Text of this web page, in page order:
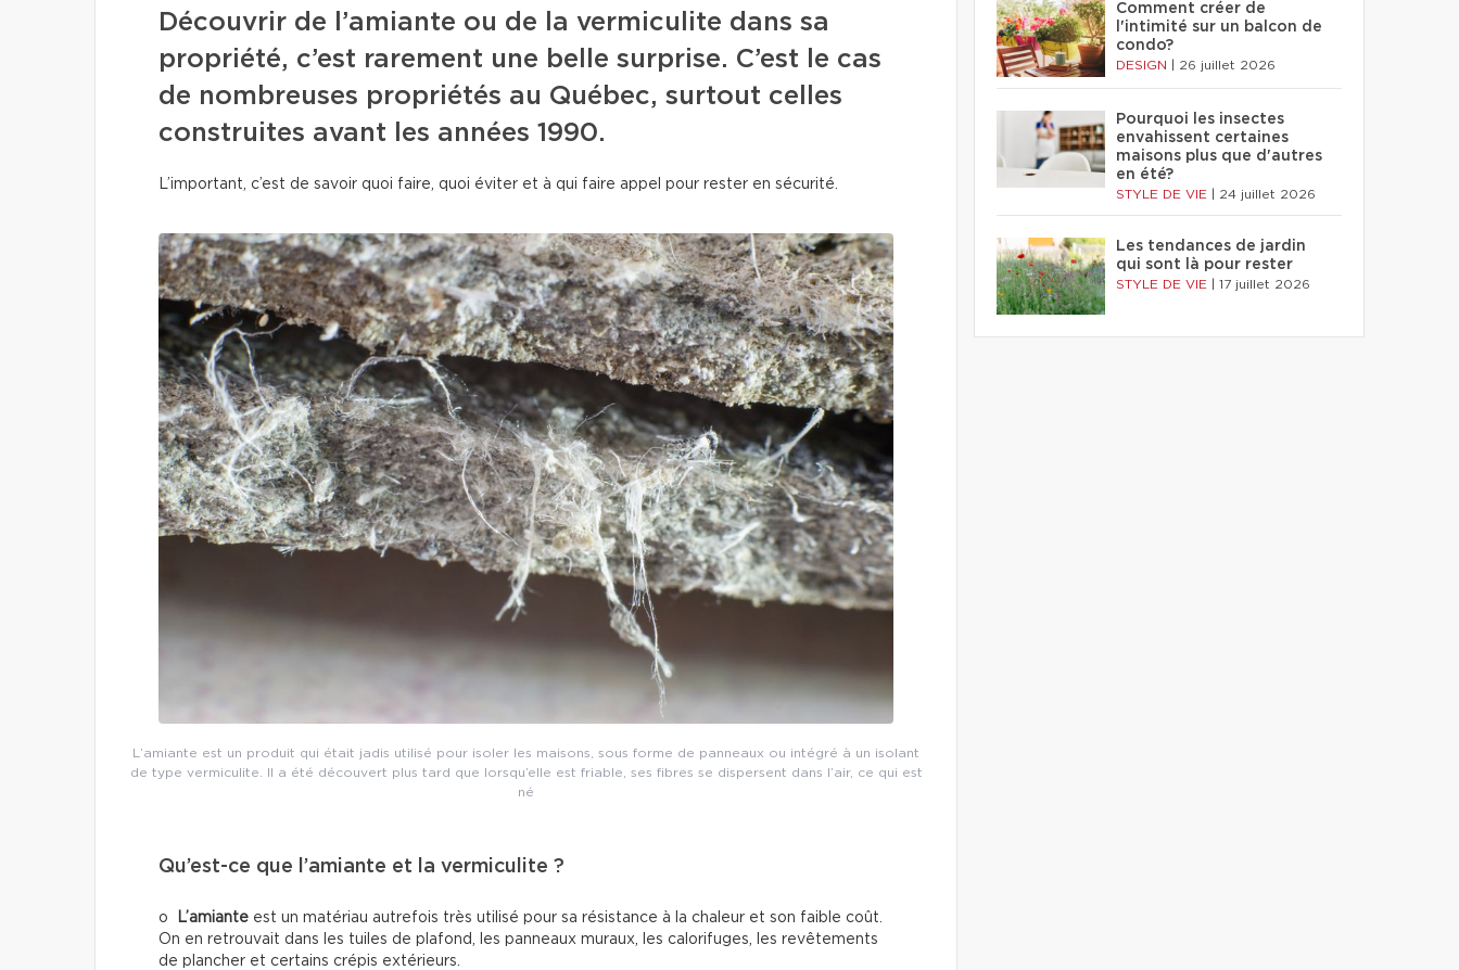
Découvrir de l’amiante ou de la vermiculite dans sa
propriété, c’est rarement une belle surprise. C’est le cas
de nombreuses propriétés au Québec, surtout celles
construites avant les années 1990.
L’important, c’est de savoir quoi faire, quoi éviter et à qui faire appel pour rester en sécurité.
L’amiante est un produit qui était jadis utilisé pour isoler les maisons, sous forme de panneaux ou intégré à un isolant
de type vermiculite. Il a été découvert plus tard que lorsqu’elle est friable, ses fibres se dispersent dans l’air, ce qui est
né
Qu’est-ce que l’amiante et la vermiculite ?
o L’amiante est un matériau autrefois très utilisé pour sa résistance à la chaleur et son faible coût.
On en retrouvait dans les tuiles de plafond, les panneaux muraux, les calorifuges, les revêtements
de plancher et certains crépis extérieurs.
Comment créer de
l'intimité sur un balcon de
condo?
DESIGN 26 juillet 2026
Pourquoi les insectes
envahissent certaines
maisons plus que d'autres
en été?
STYLE DE VIE 24 juillet 2026
Les tendances de jardin
qui sont là pour rester
STYLE DE VIE 17 juillet 2026